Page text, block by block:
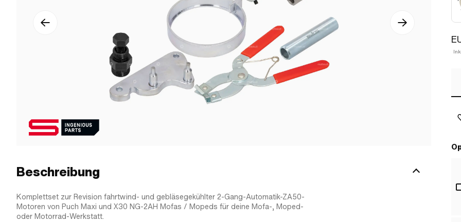
Beschreibung
Komplettset zur Revision fahrtwind- und gebläsegekühlter 2-Gang-Automatik-ZA50-
Motoren von Puch Maxi und X30 NG-2AH Mofas / Mopeds für deine Mofa-, Moped-
oder Motorrad-Werkstatt.